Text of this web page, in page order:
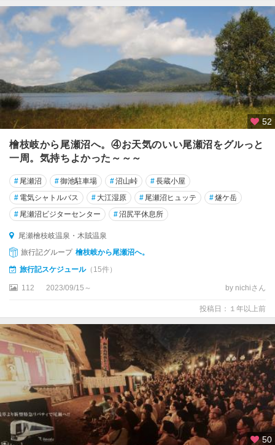
52
檜枝岐から尾瀬沼へ。④お天気のいい尾瀬沼をグルっと
一周。気持ちよかった～～～
# 尾瀬沼 #御池駐車場 #沼山峠 #長蔵小屋
# 電気シャトルバス # 大江湿原 # 尾瀬沼ヒュッテ #燧ケ岳
# 尾瀬沼ビジターセンター #沼尻平休息所
尾瀬檜枝岐温泉・木賊温泉
旅行記グループ 檜枝岐から尾瀬沼へ。
旅行記スケジュール（15件）
112 2023/09/15～ by nichiさん
投稿日：１年以上前
50